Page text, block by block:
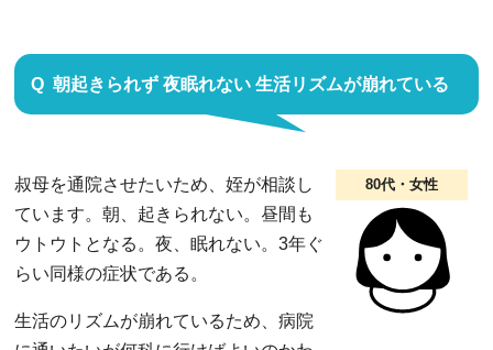
朝起きられず 夜眠れない 生活リズムが崩れている
80代・女性
叔母を通院させたいため、姪が相談し
ています。朝、起きられない。昼間も
ウトウトとなる。夜、眠れない。3年ぐ
らい同様の症状である。
生活のリズムが崩れているため、病院